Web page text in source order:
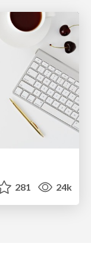
281 24k